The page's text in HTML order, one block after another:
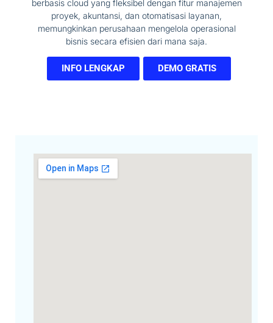
berbasis cloud yang fleksibel dengan fitur manajemen
proyek, akuntansi, dan otomatisasi layanan,
memungkinkan perusahaan mengelola operasional
bisnis secara efisien dari mana saja.
INFO LENGKAP DEMO GRATIS